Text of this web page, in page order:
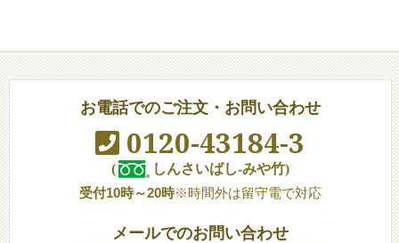
お電話でのご注文・お問い合わせ
0120-43184-3
(
しんさいばし-みや竹)
受付10時～20時※時間外は留守電で対応
メールでのお問い合わせ